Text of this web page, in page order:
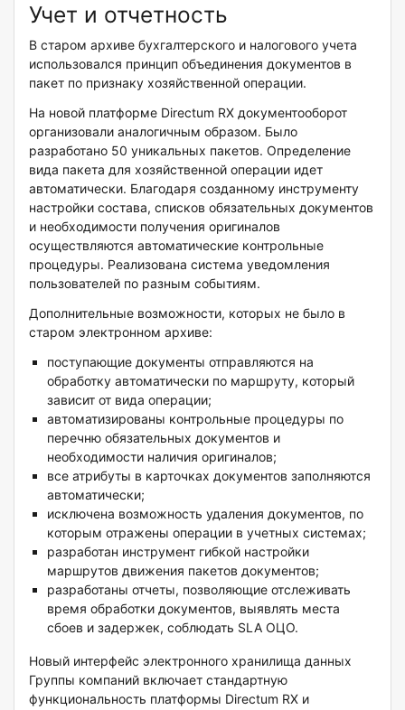
Учет и отчетность
В старом архиве бухгалтерского и налогового учета
использовался принцип объединения документов в
пакет по признаку хозяйственной операции.
На новой платформе Directum RX документооборот
организовали аналогичным образом. Было
разработано 50 уникальных пакетов. Определение
вида пакета для хозяйственной операции идет
автоматически. Благодаря созданному инструменту
настройки состава, списков обязательных документов
и необходимости получения оригиналов
осуществляются автоматические контрольные
процедуры. Реализована система уведомления
пользователей по разным событиям.
Дополнительные возможности, которых не было в
старом электронном архиве:
поступающие документы отправляются на
обработку автоматически по маршруту, который
зависит от вида операции;
автоматизированы контрольные процедуры по
перечню обязательных документов и
необходимости наличия оригиналов;
все атрибуты в карточках документов заполняются
автоматически;
исключена возможность удаления документов, по
которым отражены операции в учетных системах;
разработан инструмент гибкой настройки
маршрутов движения пакетов документов;
разработаны отчеты, позволяющие отслеживать
время обработки документов, выявлять места
сбоев и задержек, соблюдать SLA ОЦО.
Новый интерфейс электронного хранилища данных
Группы компаний включает стандартную
функциональность платформы Directum RX и